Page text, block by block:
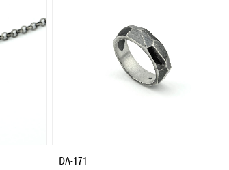
DA-171